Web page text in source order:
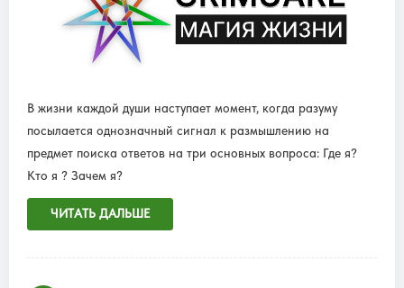
В жизни каждой души наступает момент, когда разуму
посылается однозначный сигнал к размышлению на
предмет поиска ответов на три основных вопроса: Где я?
Кто я ? Зачем я?
ЧИТАТЬ ДАЛЬШЕ